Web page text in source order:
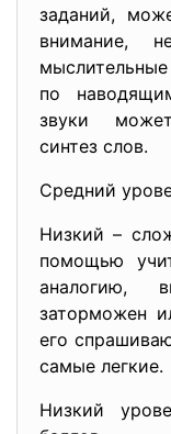
заданий,
внимание,
по
звуки может
синтез слов.
Средний
Низкий –
помощью
аналогию,
заторможен
его
самые легкие.
Низкий